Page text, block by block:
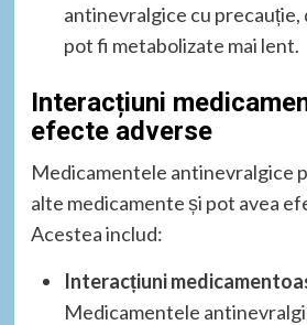
antinevralgice cu precauție,
pot fi metabolizate mai lent.
Interacțiuni
efecte adverse
Medicamentele antinevralgice
alte medicamente și pot avea
Acestea includ:
Interacțiuni
Medicamentele